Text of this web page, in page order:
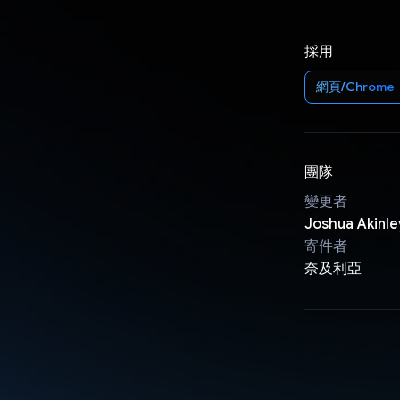
採用
網頁/Chrome
團隊
變更者
Joshua
寄件者
奈及利亞